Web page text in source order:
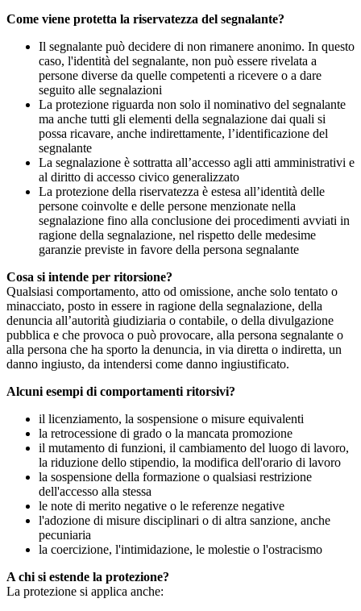
Come viene protetta la riservatezza del segnalante?
Il segnalante può decidere di non rimanere anonimo. In questo
caso, l'identità del segnalante, non può essere rivelata a
persone diverse da quelle competenti a ricevere o a dare
seguito alle segnalazioni
La protezione riguarda non solo il nominativo del segnalante
ma anche tutti gli elementi della segnalazione dai quali si
possa ricavare, anche indirettamente, l’identificazione del
segnalante
La segnalazione è sottratta all’accesso agli atti amministrativi e
al diritto di accesso civico generalizzato
La protezione della riservatezza è estesa all’identità delle
persone coinvolte e delle persone menzionate nella
segnalazione fino alla conclusione dei procedimenti avviati in
ragione della segnalazione, nel rispetto delle medesime
garanzie previste in favore della persona segnalante
Cosa si intende per ritorsione?
Qualsiasi comportamento, atto od omissione, anche solo tentato o
minacciato, posto in essere in ragione della segnalazione, della
denuncia all’autorità giudiziaria o contabile, o della divulgazione
pubblica e che provoca o può provocare, alla persona segnalante o
alla persona che ha sporto la denuncia, in via diretta o indiretta, un
danno ingiusto, da intendersi come danno ingiustificato.
Alcuni esempi di comportamenti ritorsivi?
il licenziamento, la sospensione o misure equivalenti
la retrocessione di grado o la mancata promozione
il mutamento di funzioni, il cambiamento del luogo di lavoro,
la riduzione dello stipendio, la modifica dell'orario di lavoro
la sospensione della formazione o qualsiasi restrizione
dell'accesso alla stessa
le note di merito negative o le referenze negative
l'adozione di misure disciplinari o di altra sanzione, anche
pecuniaria
la coercizione, l'intimidazione, le molestie o l'ostracismo
A chi si estende la protezione?
La protezione si applica anche: